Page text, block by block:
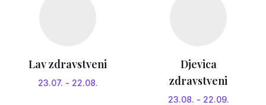
Lav zdravstveni
23.07. - 22.08.
Djevica
zdravstveni
23.08. - 22.09.